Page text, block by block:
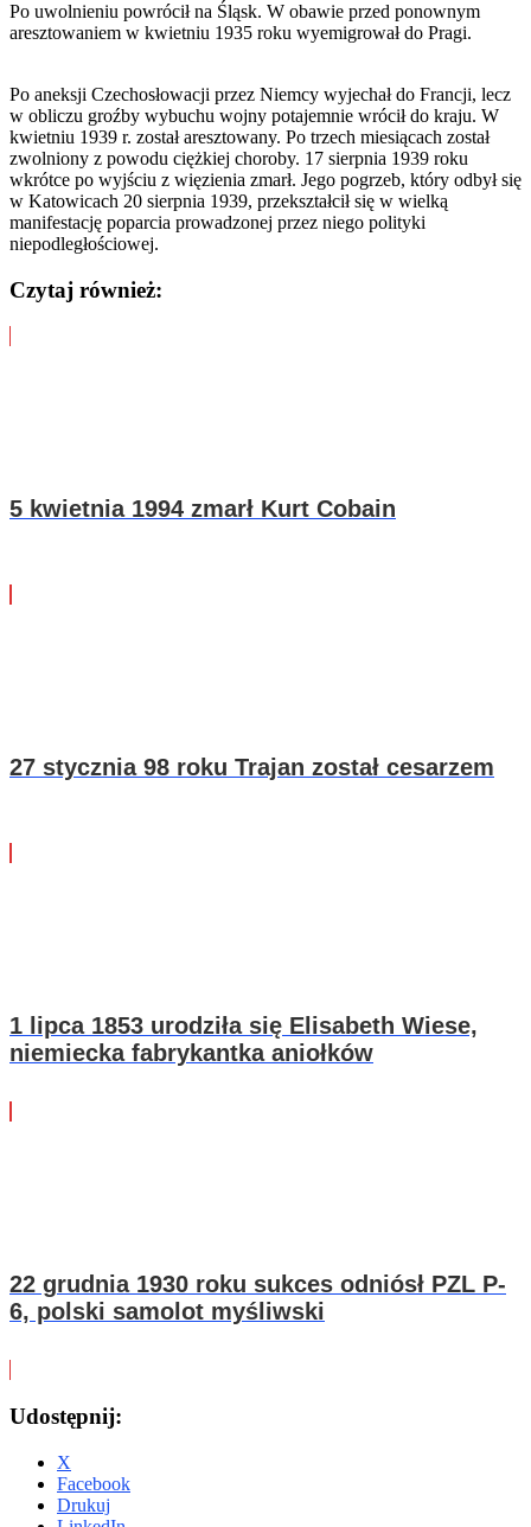
Po uwolnieniu powrócił na Śląsk. W obawie przed ponownym
aresztowaniem w kwietniu 1935 roku wyemigrował do Pragi.
Po aneksji Czechosłowacji przez Niemcy wyjechał do Francji, lecz
w obliczu groźby wybuchu wojny potajemnie wrócił do kraju. W
kwietniu 1939 r. został aresztowany. Po trzech miesiącach został
zwolniony z powodu ciężkiej choroby. 17 sierpnia 1939 roku
wkrótce po wyjściu z więzienia zmarł. Jego pogrzeb, który odbył się
w Katowicach 20 sierpnia 1939, przekształcił się w wielką
manifestację poparcia prowadzonej przez niego polityki
niepodległościowej.
Czytaj również:
5 kwietnia 1994 zmarł Kurt Cobain
27 stycznia 98 roku Trajan został cesarzem
1 lipca 1853 urodziła się Elisabeth Wiese,
niemiecka fabrykantka aniołków
22 grudnia 1930 roku sukces odniósł PZL P-
6, polski samolot myśliwski
Udostępnij:
X
Facebook
Drukuj